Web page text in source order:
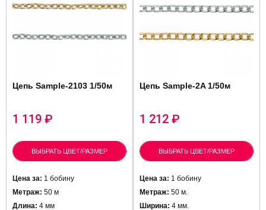
Цепь Sample-2103 1/50м
1 119 ₽
ВЫБРАТЬ ЦВЕТ/РАЗМЕР
Цена за: 1 бобину
Метраж: 50 м
Длина: 4 мм
Цепь Sample-2A 1/50м
1 212 ₽
ВЫБРАТЬ ЦВЕТ/РАЗМЕР
Цена за: 1 бобину
Метраж: 50 м.
Ширина: 4 мм.